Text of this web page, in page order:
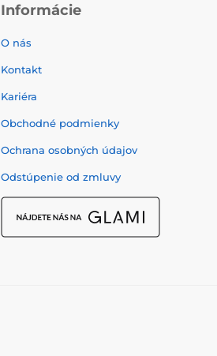
Informácie
O nás
Kontakt
Kariéra
Obchodné podmienky
Ochrana osobných údajov
Odstúpenie od zmluvy